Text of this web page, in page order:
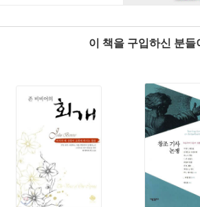
이 책을 구입하신 분